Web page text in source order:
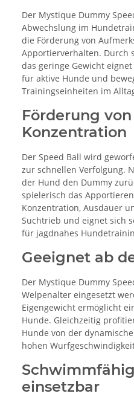
Der Mystique Dummy
Abwechslung im
die Förderung von
Apportierverhalten. Durch
das geringe Gewicht
für aktive Hunde und
Trainingseinheiten im
Förderung
Konzentration
Der Speed Ball wird
zur schnellen Verfolgung.
der Hund den Dummy
spielerisch das
Konzentration, Ausdauer
Suchtrieb und eignet sich
für jagdnahes
Geeignet ab
Der Mystique Dummy
Welpenalter eingesetzt
Eigengewicht ermöglicht
Hunde. Gleichzeitig
Hunde von der
hohen
einsetzbar